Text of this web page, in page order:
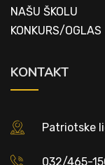
NAŠU ŠKOLU
KONKURS/OGLAS
KONTAKT
Patriotske
032/465-